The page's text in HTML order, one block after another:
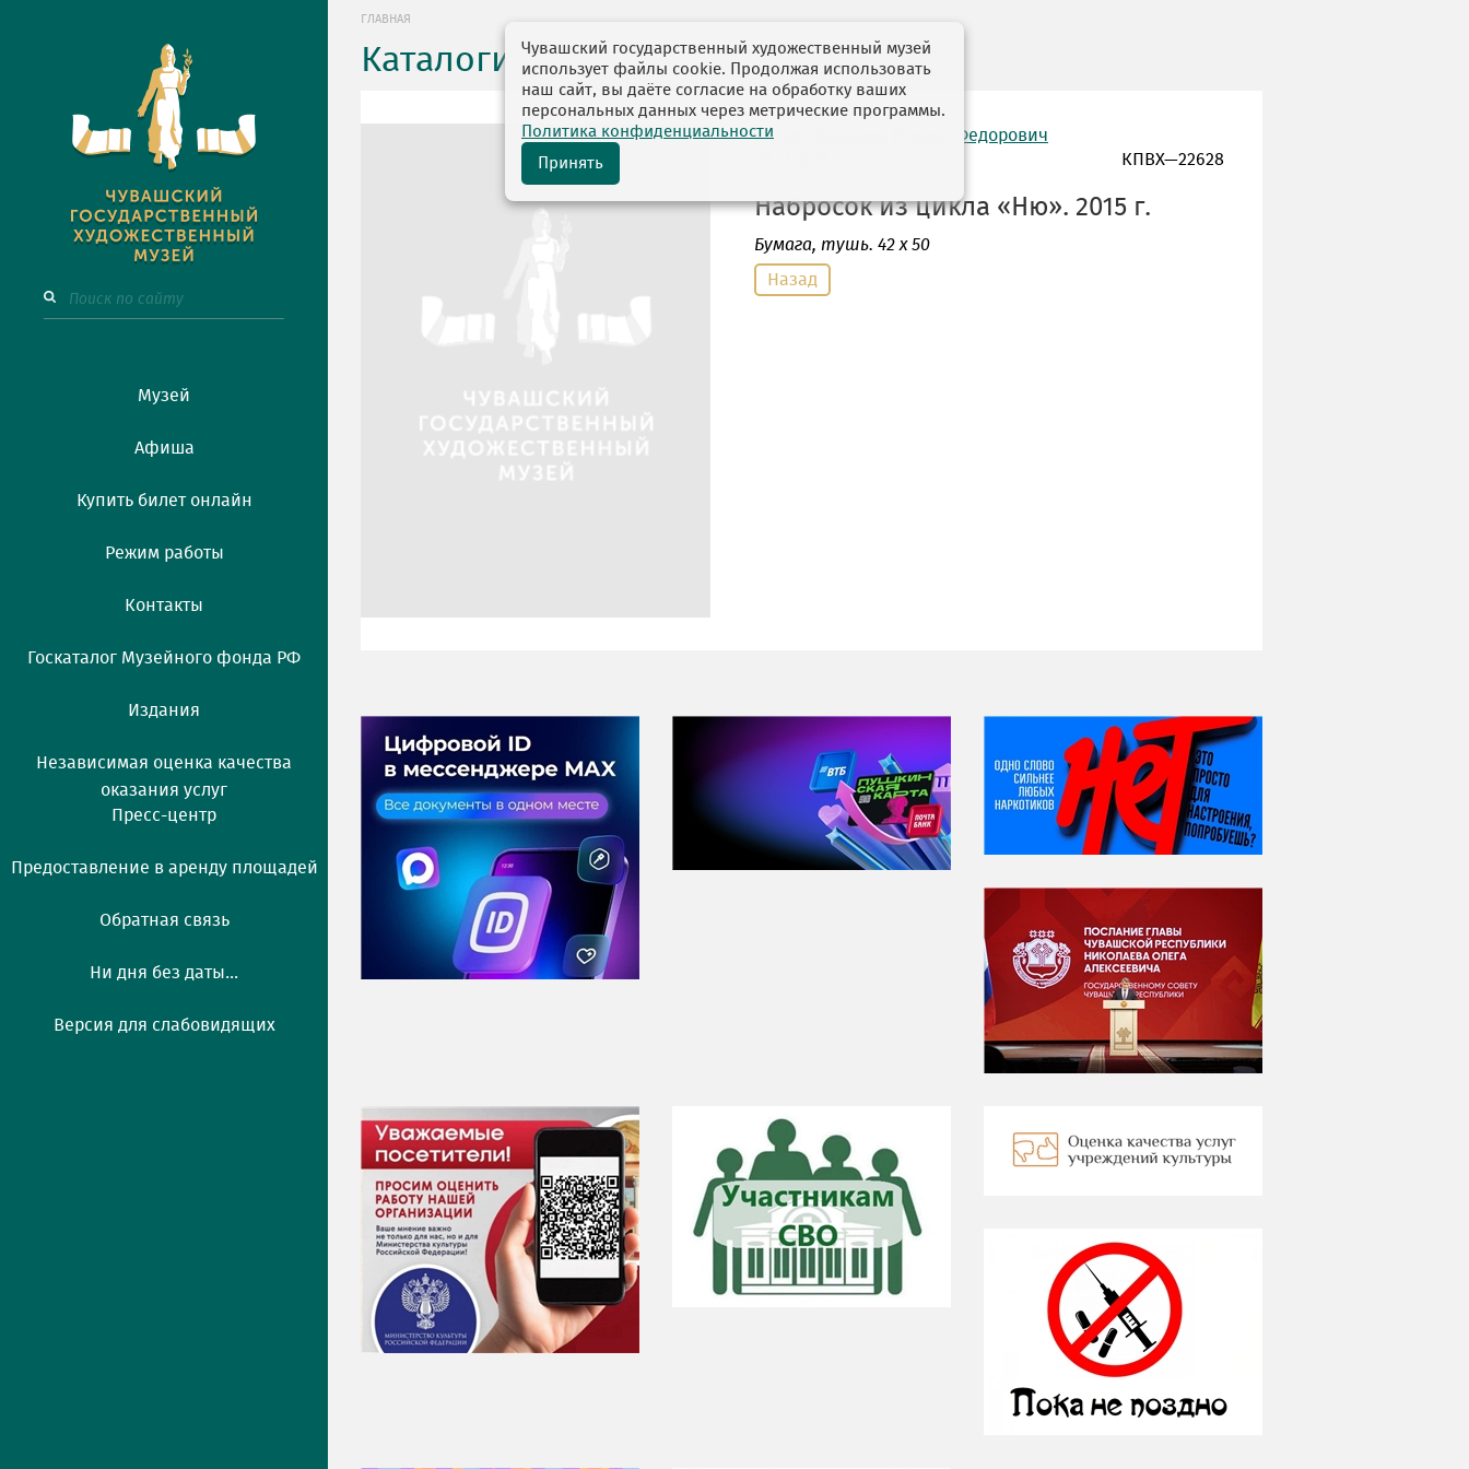
Музей
Афиша
Купить билет онлайн
Режим работы
Контакты
Госкаталог Музейного фонда РФ
Издания
Независимая оценка качества
оказания услуг
Пресс-центр
Предоставление в аренду площадей
Обратная связь
Ни дня без даты...
Версия для слабовидящих
ГЛАВНАЯ
Каталоги выставок
автор: Федоров Ревель Федорович
КПВХ—22628
Набросок из цикла «Ню». 2015 г.
Бумага, тушь. 42 х 50
Назад
НИ ДНЯ БЕЗ ДАТЫ...
06 августа
Яков Яковлевич
Вебер
Чувашский государственный художественный музей
использует файлы cookie. Продолжая использовать
наш сайт, вы даёте согласие на обработку ваших
персональных данных через метрические программы.
Политика конфиденциальности
Принять